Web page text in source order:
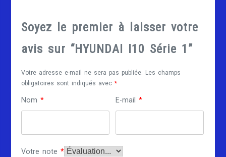
Soyez le premier à laisser votre
avis sur “HYUNDAI I10 Série 1”
Votre adresse e-mail ne sera pas publiée. Les champs
obligatoires sont indiqués avec*
Nom* E-mail*
Votre note*